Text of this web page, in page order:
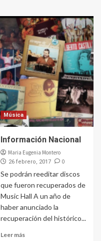
Música
Información Nacional
Maria Eugenia Montero
26 febrero, 2017 0
Se podrán reeditar discos
que fueron recuperados de
Music Hall A un año de
haber anunciado la
recuperación del histórico...
Leer más